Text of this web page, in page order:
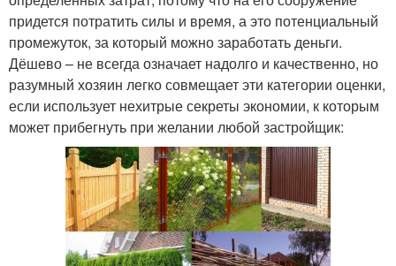
придется потратить силы и время, а это потенциальный
промежуток, за который можно заработать деньги.
Дёшево – не всегда означает надолго и качественно, но
разумный хозяин легко совмещает эти категории оценки,
если использует нехитрые секреты экономии, к которым
может прибегнуть при желании любой застройщик: